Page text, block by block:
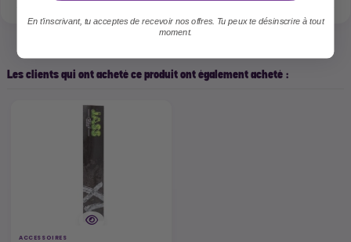
Les clients qui ont acheté ce produit ont également acheté :
ACCESSOIRES
En t'inscrivant, tu acceptes de recevoir nos offres. Tu peux te désinscrire à tout
moment.